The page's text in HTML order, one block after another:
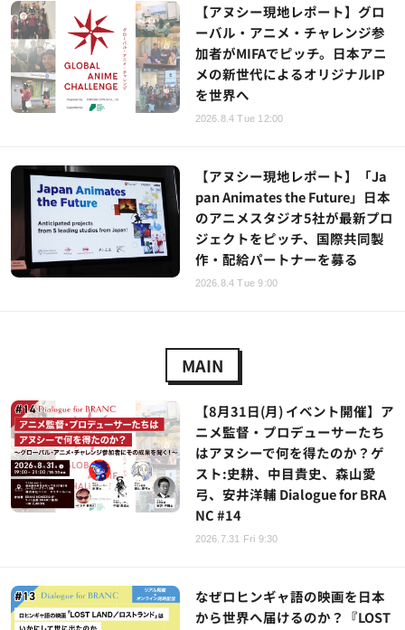
【アヌシー現地レポート】グロ
ーバル・アニメ・チャレンジ参
加者がMIFAでピッチ。日本アニ
メの新世代によるオリジナルIP
を世界へ
2026.8.4 Tue 12:00
【アヌシー現地レポート】「Ja
pan Animates the Future」日本
のアニメスタジオ5社が最新プロ
ジェクトをピッチ、国際共同製
作・配給パートナーを募る
2026.8.4 Tue 9:00
MAIN
【8月31日(月) イベント開催】ア
ニメ監督・プロデューサーたち
はアヌシーで何を得たのか？ゲ
スト:史耕、中目貴史、森山愛
弓、安井洋輔 Dialogue for BRA
NC #14
2026.7.31 Fri 9:30
なぜロヒンギャ語の映画を日本
から世界へ届けるのか？『LOST